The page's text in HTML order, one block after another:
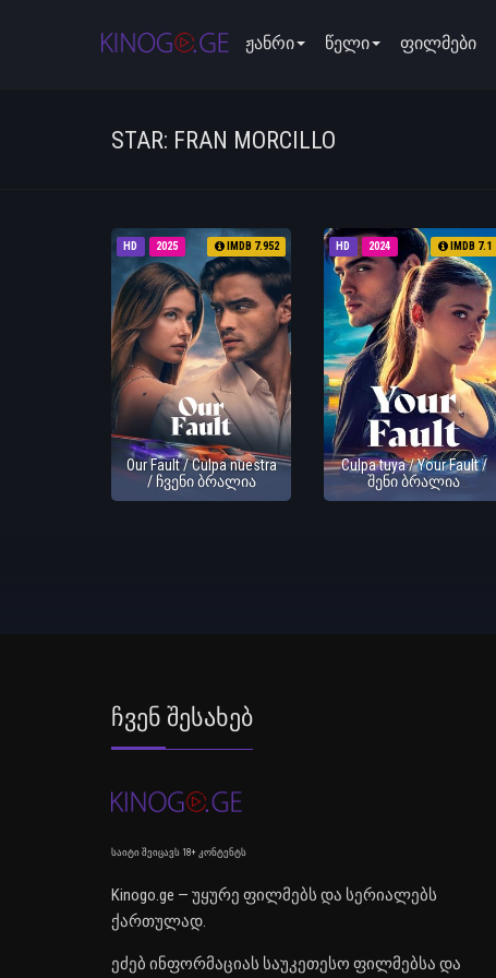
ჟანრი წელი ფილმები
STAR: FRAN MORCILLO
HD 2025 IMDB 7.952
Our Fault / Culpa nuestra
/ ჩვენი ბრალია
HD 2024 IMDB 7.1
Culpa tuya / Your Fault /
შენი ბრალია
Ჩვენ Შესახებ
საიტი შეიცავს 18+ კონტენტს
Kinogo.ge — უყურე ფილმებს და სერიალებს
ქართულად.
ეძებ ინფორმაციას საუკეთესო ფილმებსა და